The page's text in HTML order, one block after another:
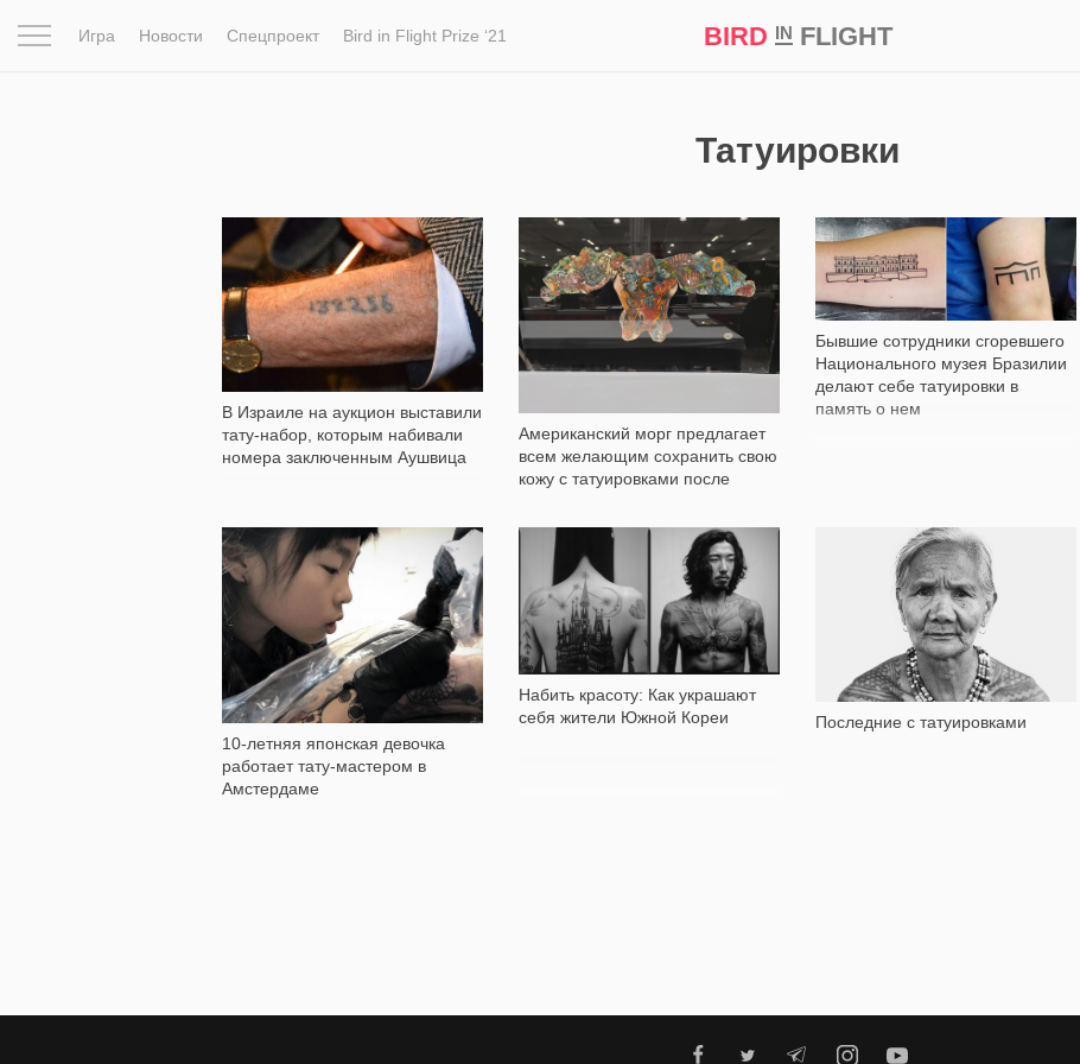
Игра Новости Спецпроект Bird in Flight Prize ‘21 BIRD INFLIGHT
Татуировки
В Израиле на аукцион выставили
тату-набор, которым набивали
номера заключенным Аушвица
24 237
Американский морг предлагает
всем желающим сохранить свою
кожу с татуировками после
3 109
Бывшие сотрудники сгоревшего
Национального музея Бразилии
делают себе татуировки в
память о нем
287
10-летняя японская девочка
работает тату-мастером в
Амстердаме
7 472
Набить красоту: Как украшают
себя жители Южной Кореи
5 358
Последние с татуировками
45 663